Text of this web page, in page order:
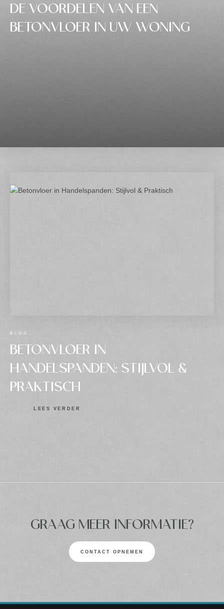
DE VOORDELEN VAN EEN
BETONVLOER IN UW WONING
BLOG
BETONVLOER IN
HANDELSPANDEN: STIJLVOL &
PRAKTISCH
LEES VERDER
GRAAG MEER INFORMATIE?
CONTACT OPNEMEN